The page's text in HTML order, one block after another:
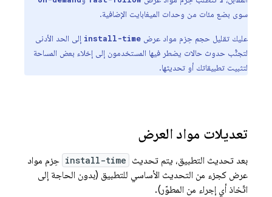
سوى بضع مئات من وحدات الميغابايت الإضافية.
عليك تقليل حجم حِزم مواد عرض install-time إلى الحد الأدنى
لتجنُّب حدوث حالات يضطر فيها المستخدمون إلى إخلاء بعض المساحة
لتثبيت تطبيقاتك أو تحديثها.
تعديلات مواد العرض
بعد تحديث التطبيق، يتم تحديث install-time حِزم مواد
عرض كجزء من التحديث الأساسي للتطبيق (بدون الحاجة إلى
اتّخاذ أي إجراء من المطوّر).